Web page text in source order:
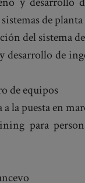
de
del sistema
de
equipos
puesta en
personal